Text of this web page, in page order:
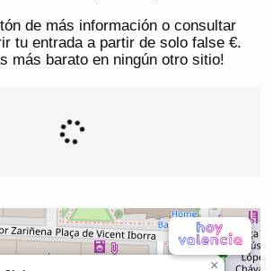
de más información o consultar
tu entrada a partir de solo false €.
más barato en ningún otro sitio!